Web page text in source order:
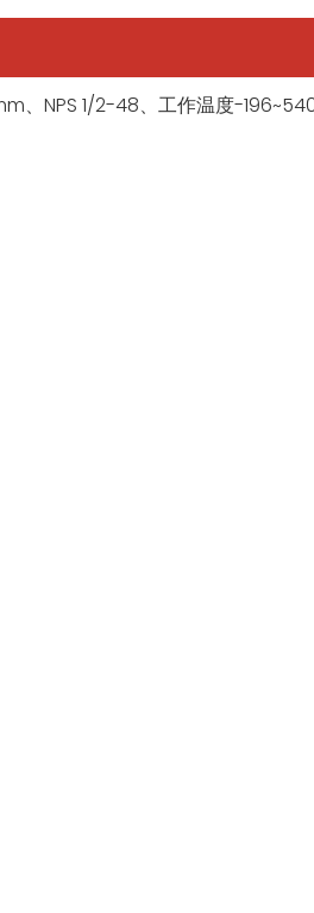
、NPS 1/2-48、工作温度-